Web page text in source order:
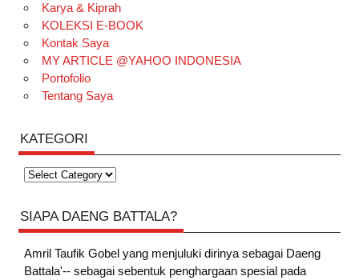
Karya & Kiprah
KOLEKSI E-BOOK
Kontak Saya
MY ARTICLE @YAHOO INDONESIA
Portofolio
Tentang Saya
KATEGORI
Kategori
SIAPA DAENG BATTALA?
Amril Taufik Gobelyang menjuluki dirinya sebagai Daeng
Battala'-- sebagai sebentuk penghargaan spesial pada